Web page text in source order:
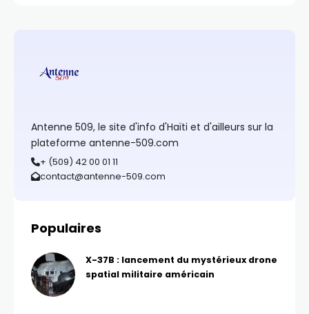
Antenne 509, le site d'info d'Haïti et d'ailleurs sur la
plateforme antenne-509.com
+ (509) 42 00 01 11
contact@antenne-509.com
Populaires
X-37B : lancement du mystérieux drone
spatial militaire américain